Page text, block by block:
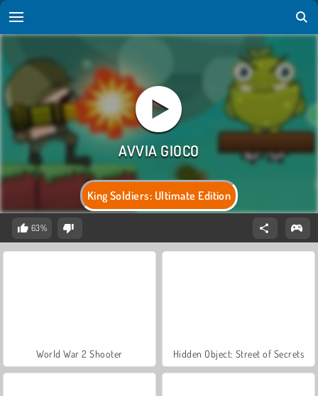
King Soldiers: Ultimate Edition
63%
World War 2 Shooter Hidden Object: Street of Secrets